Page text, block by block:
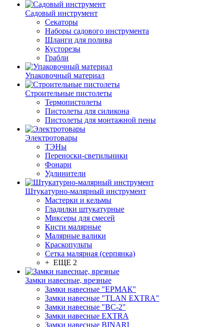
Садовый инструмент
Секаторы
Наборы садового инструмента
Шланги для полива
Кусторезы
Грабли
Упаковочный материал
Строительные пистолеты
Термопистолеты
Пистолеты для силикона
Пистолеты для монтажной пены
Электротовары
ТЭНы
Переноски-светильники
Фонари
Удлинители
Штукатурно-малярный инструмент
Мастерки и кельмы
Гладилки штукатурные
Миксеры для смесей
Кисти малярные
Малярные валики
Краскопульты
Сетка малярная (серпянка)
+ ЕЩЕ 2
Замки навесные, врезные
Замки навесные "ЕРМАК"
Замки навесные "TLAN EXTRA"
Замки навесные "ВС-2"
Замки навесные EXTRA
Замки навесные BINARI